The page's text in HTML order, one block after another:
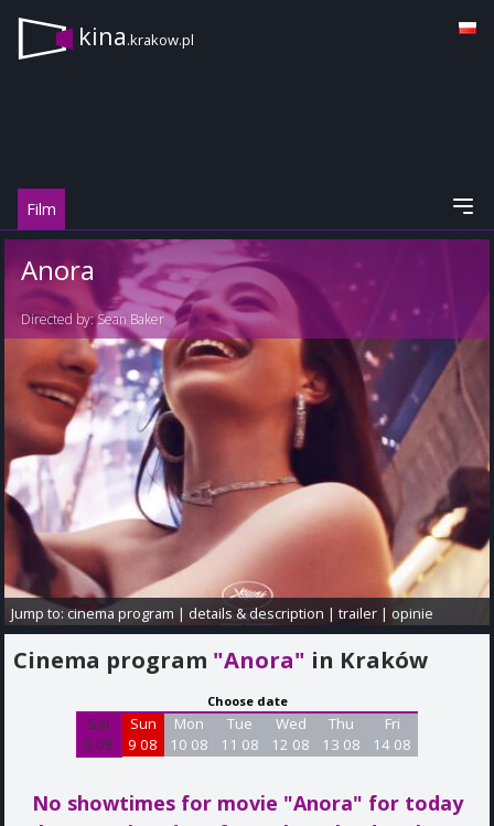
kina.krakow.pl
Film
Anora
Directed by:Sean Baker
Jump to:cinema program |details & description |trailer |opinie
Cinema program "Anora" in Kraków
Choose date
Sat
8 08
Sun
9 08
Mon
10 08
Tue
11 08
Wed
12 08
Thu
13 08
Fri
14 08
No showtimes for movie "Anora" for today